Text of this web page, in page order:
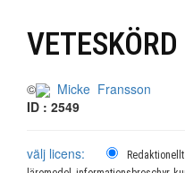
©
Micke Fransson
ID : 2549
välj licens: Redaktionellt